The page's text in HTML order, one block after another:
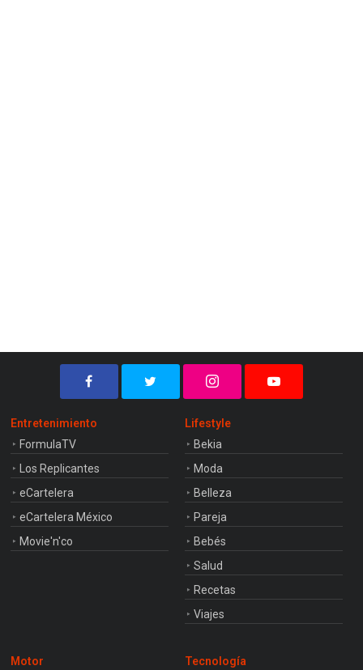
Entretenimiento
FormulaTV
Los Replicantes
eCartelera
eCartelera México
Movie'n'co
Lifestyle
Bekia
Moda
Belleza
Pareja
Bebés
Salud
Recetas
Viajes
Motor Tecnología